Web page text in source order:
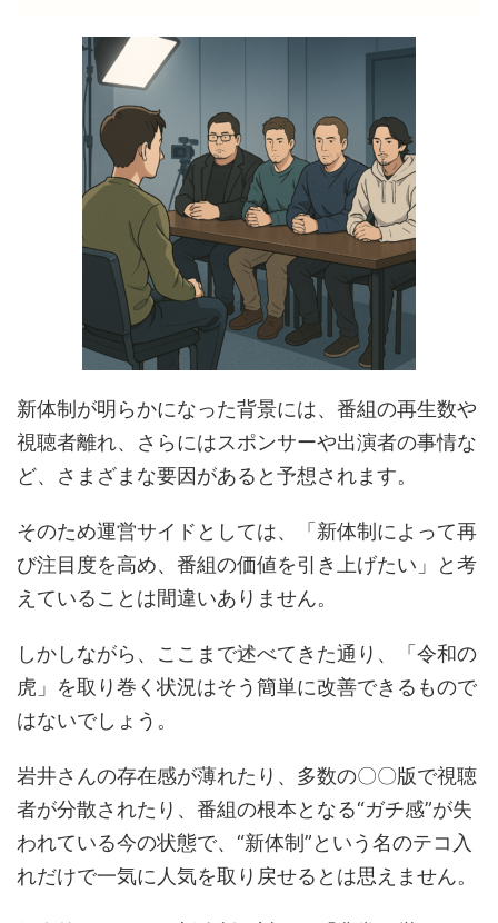
新体制が明らかになった背景には、番組の再生数や
視聴者離れ、さらにはスポンサーや出演者の事情な
ど、さまざまな要因があると予想されます。
そのため運営サイドとしては、「新体制によって再
び注目度を高め、番組の価値を引き上げたい」と考
えていることは間違いありません。
しかしながら、ここまで述べてきた通り、「令和の
虎」を取り巻く状況はそう簡単に改善できるもので
はないでしょう。
岩井さんの存在感が薄れたり、多数の〇〇版で視聴
者が分散されたり、番組の根本となる“ガチ感”が失
われている今の状態で、“新体制”という名のテコ入
れだけで一気に人気を取り戻せるとは思えません。